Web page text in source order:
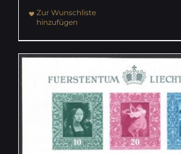
Zur Wunschliste
hinzufügen